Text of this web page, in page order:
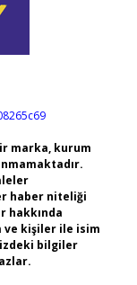
marka, kurum
haber niteliği
hakkında
ve kişiler ile isim
bilgiler